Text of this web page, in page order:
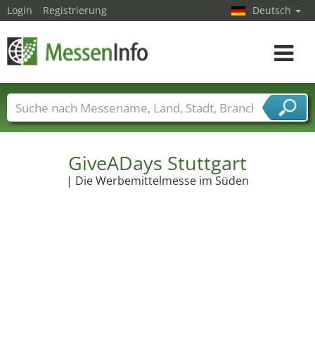
GiveADays Stuttgart
| Die Werbemittelmesse im Süden
Login Registrierung Deutsch
Toggle
Messenamen Länder Städte
Branchen